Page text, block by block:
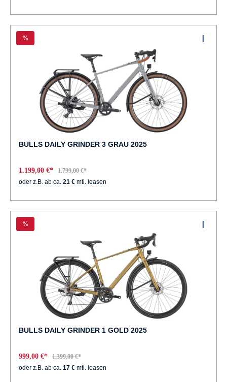
%
BULLS DAILY GRINDER 3 GRAU 2025
1.199,00 €*
1.799,00 €*
oder z.B. ab ca. 21 € mtl. leasen
%
BULLS DAILY GRINDER 1 GOLD 2025
999,00 €*
1.399,00 €*
oder z.B. ab ca. 17 € mtl. leasen